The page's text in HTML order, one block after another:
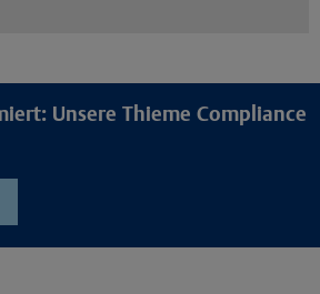
Unsere Thieme Compliance